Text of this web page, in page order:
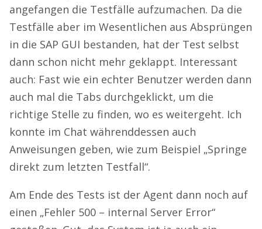
angefangen die Testfälle aufzumachen. Da die
Testfälle aber im Wesentlichen aus Absprüngen
in die SAP GUI bestanden, hat der Test selbst
dann schon nicht mehr geklappt. Interessant
auch: Fast wie ein echter Benutzer werden dann
auch mal die Tabs durchgeklickt, um die
richtige Stelle zu finden, wo es weitergeht. Ich
konnte im Chat währenddessen auch
Anweisungen geben, wie zum Beispiel „Springe
direkt zum letzten Testfall“.
Am Ende des Tests ist der Agent dann noch auf
einen „Fehler 500 – internal Server Error“